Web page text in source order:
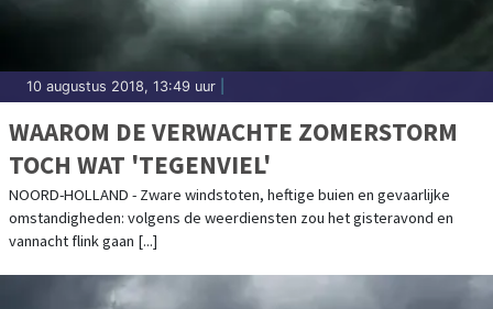
10 augustus 2018, 13:49 uur
WAAROM DE VERWACHTE ZOMERSTORM
TOCH WAT 'TEGENVIEL'
NOORD-HOLLAND - Zware windstoten, heftige buien en gevaarlijke
omstandigheden: volgens de weerdiensten zou het gisteravond en
vannacht flink gaan [...]